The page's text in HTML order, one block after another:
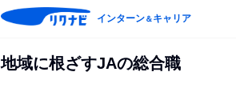
インターン＆キャリア
地域に根ざすJAの総合職